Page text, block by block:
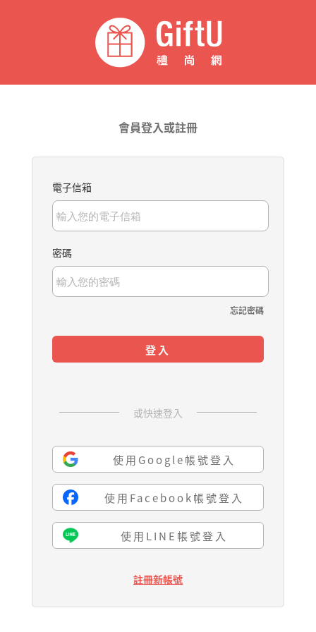
會員登入或註冊
電子信箱
密碼
忘記密碼
登入
或快速登入
使用Google帳號登入
使用Facebook帳號登入
使用LINE帳號登入
註冊新帳號